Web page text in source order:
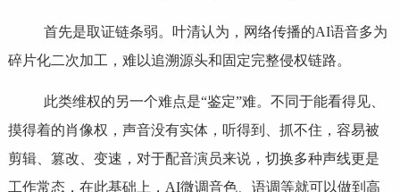
首先是取证链条弱。叶清认为，网络传播的AI语音多为
碎片化二次加工，难以追溯源头和固定完整侵权链路。
此类维权的另一个难点是“鉴定”难。不同于能看得见、
摸得着的肖像权，声音没有实体，听得到、抓不住，容易被
剪辑、篡改、变速，对于配音演员来说，切换多种声线更是
工作常态，在此基础上，AI微调音色、语调等就可以做到高